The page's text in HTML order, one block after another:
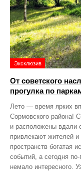
Эксклюзив
От советского
прогулка по
Лето — время ярких
Сормовского района!
и расположены вдали
привлекают жителей и
пространств богатая
событий, а сегодня
немало интересного.